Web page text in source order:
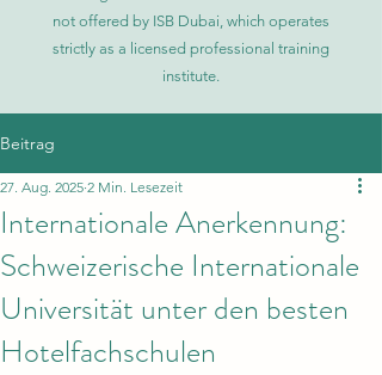
not offered by ISB Dubai, which operates
strictly as a licensed professional training
institute.
Beitrag
Internationale Anerkennung:
Schweizerische Internationale
Universität unter den besten
Hotelfachschulen
27. Aug. 2025 2 Min. Lesezeit